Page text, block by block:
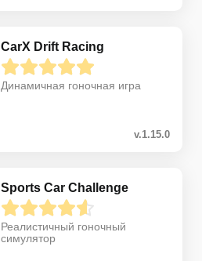
CarX Drift Racing
Динамичная гоночная игра
v.1.15.0
Sports Car Challenge
Реалистичный гоночный
симулятор